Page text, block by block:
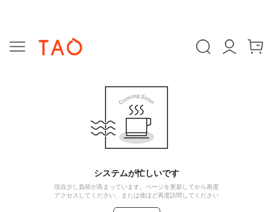
システムが忙しいです
現在少し負荷が高まっています。ページを更新してから再度
アクセスしてください、または後ほど再度訪問してください